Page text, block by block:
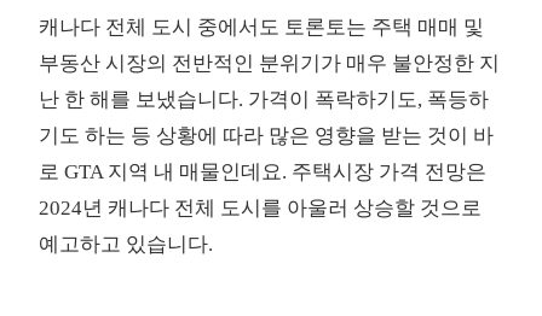
캐나다 전체 도시 중에서도 토론토는 주택 매매 및
부동산 시장의 전반적인 분위기가 매우 불안정한 지
난 한 해를 보냈습니다. 가격이 폭락하기도, 폭등하
기도 하는 등 상황에 따라 많은 영향을 받는 것이 바
로 GTA 지역 내 매물인데요. 주택시장 가격 전망은
2024년 캐나다 전체 도시를 아울러 상승할 것으로
예고하고 있습니다.